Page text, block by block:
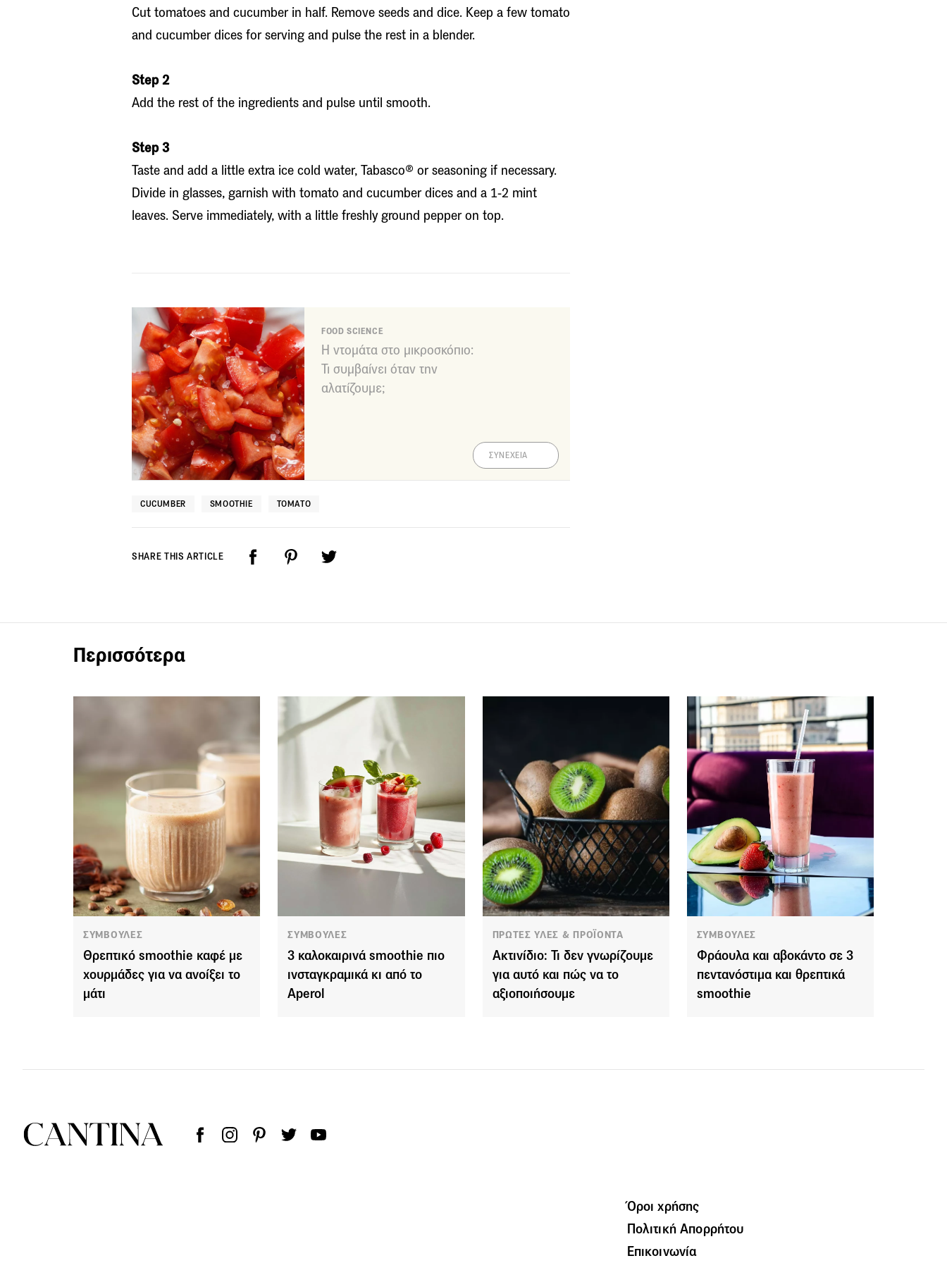
Cut tomatoes and cucumber in half. Remove seeds and dice. Keep a few tomato
and cucumber dices for serving and pulse the rest in a blender.
Step 2
Add the rest of the ingredients and pulse until smooth.
Step 3
Taste and add a little extra ice cold water, Tabasco® or seasoning if necessary.
Divide in glasses, garnish with tomato and cucumber dices and a 1-2 mint
leaves. Serve immediately, with a little freshly ground pepper on top.
FOOD SCIENCE
Η ντομάτα στο μικροσκόπιο:
Τι συμβαίνει όταν την
αλατίζουμε;
ΣΥΝΕΧΕΙΑ
CUCUMBER SMOOTHIE TOMATO
SHARE THIS ARTICLE
Περισσότερα
ΣΥΜΒΟΥΛΕΣ
Θρεπτικό smoothie καφέ με
χουρμάδες για να ανοίξει το
μάτι
ΣΥΜΒΟΥΛΕΣ
3 καλοκαιρινά smoothie πιο
ινσταγκραμικά κι από το
Aperol
ΠΡΩΤΕΣ ΥΛΕΣ & ΠΡΟΪΟΝΤΑ
Ακτινίδιο: Τι δεν γνωρίζουμε
για αυτό και πώς να το
αξιοποιήσουμε
ΣΥΜΒΟΥΛΕΣ
Φράουλα και αβοκάντο σε 3
πεντανόστιμα και θρεπτικά
smoothie
Όροι χρήσης
Πολιτική Απορρήτου
Επικοινωνία